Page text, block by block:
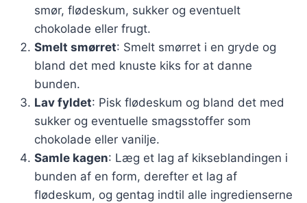
smør, flødeskum, sukker og eventuelt
chokolade eller frugt.
Smelt smørret: Smelt smørret i en gryde og
bland det med knuste kiks for at danne
bunden.
Lav fyldet: Pisk flødeskum og bland det med
sukker og eventuelle smagsstoffer som
chokolade eller vanilje.
Samle kagen: Læg et lag af kikseblandingen i
bunden af en form, derefter et lag af
flødeskum, og gentag indtil alle ingredienserne